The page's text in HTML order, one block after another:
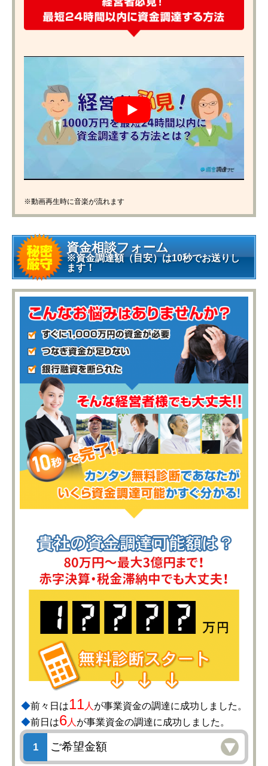
※動画再生時に音楽が流れます
資金相談フォーム
※資金調達額（目安）は10秒でお送りし
ます！
◆前々日は11人 が事業資金の調達に成功しました。
◆前日は6人 が事業資金の調達に成功しました。